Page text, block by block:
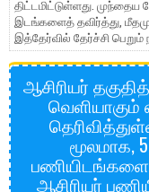
திட்டமிட்டுள்ளது. முந்தைய
இடங்களைத் தவிர்த்து,
இத்தேர்வில் தேர்ச்சி பெறும்
ஆசிரியர்
வெளியாகும்
மூலமாக,
ஆசிரியர்